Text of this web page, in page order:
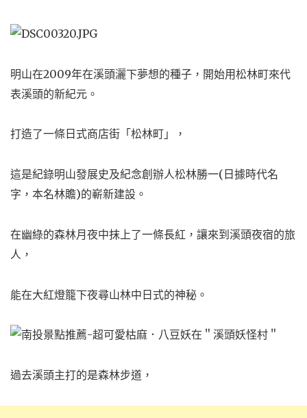
明山在2009年在溪頭灑下夢想的種子，開始用松林町來代
表溪頭的新紀元。
打造了一條日式商店街「松林町」，
這是紀錄明山發展史及紀念創辦人松林勝一(日據時代名
字，本名林贍)的嶄新建設。
在幽綠的森林月夜中抹上了一條長紅，讓來到溪頭夜宿的旅
人，
能在大紅燈籠下夜尋山林中日式的神秘。
過去溪頭主打的是森林步道，